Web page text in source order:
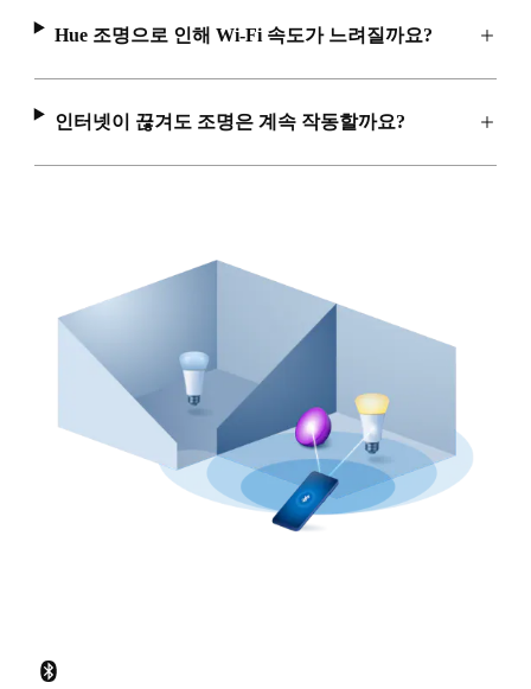
Hue 조명으로 인해 Wi-Fi 속도가 느려질까요?
인터넷이 끊겨도 조명은 계속 작동할까요?